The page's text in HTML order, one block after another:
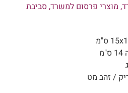
, מוצרי פרסום למשרד,סביבת
/ זהב מט